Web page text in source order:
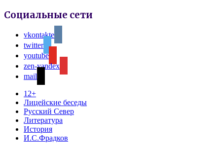
Социальные сети
vkontakte
twitter
youtube
zen-yandex
mail
12+
Лицейские беседы
Русский Север
Литература
История
И.С.Фрадков